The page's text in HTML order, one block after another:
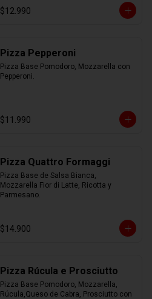
$12.990
Pizza Pepperoni
Pizza Base Pomodoro, Mozzarella con
Pepperoni.
$11.990
Pizza Quattro Formaggi
Pizza Base de Salsa Bianca,
Mozzarella Fior di Latte, Ricotta y
Parmesano.
$14.900
Pizza Rúcula e Prosciutto
Pizza Base Pomodoro, Mozzarella,
Rúcula,Queso de Cabra, Prosciutto con